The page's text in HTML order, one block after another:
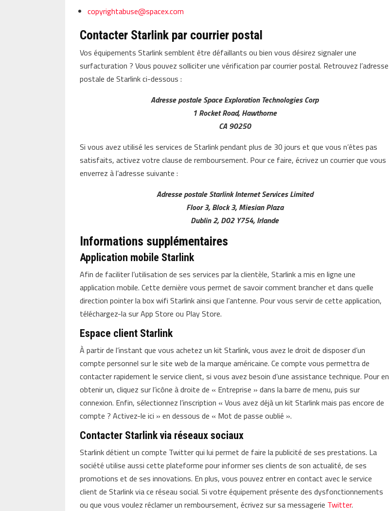
copyrightabuse@spacex.com
Contacter Starlink par courrier postal
Vos équipements Starlink semblent être défaillants ou bien vous désirez signaler une
surfacturation ? Vous pouvez solliciter une vérification par courrier postal. Retrouvez l’adresse
postale de Starlink ci-dessous :
Adresse postaleSpaceExploration Technologies Corp
1 Rocket Road, Hawthorne
CA 90250
Si vous avez utilisé les services de Starlink pendant plus de 30 jours et que vous n’êtes pas
satisfaits, activez votre clause de remboursement. Pour ce faire, écrivez un courrier que vous
enverrez à l’adresse suivante :
Adresse postale Starlink Internet Services Limited
Floor 3, Block 3, Miesian Plaza
Dublin 2, D02 Y754, Irlande
Informations supplémentaires
Application mobile Starlink
Afin de faciliter l’utilisation de ses services par la clientèle, Starlink a mis en ligne une
application mobile. Cette dernière vous permet de savoir comment brancher et dans quelle
direction pointer la box wifi Starlink ainsi que l’antenne. Pour vous servir de cette application,
téléchargez-la sur App Store ou Play Store.
Espace client Starlink
À partir de l’instant que vous achetez un kit Starlink, vous avez le droit de disposer d’un
compte personnel sur le site web de la marque américaine. Ce compte vous permettra de
contacter rapidement le service client, si vous avez besoin d’une assistance technique. Pour en
obtenir un, cliquez sur l’icône à droite de « Entreprise » dans la barre de menu, puis sur
connexion. Enfin, sélectionnez l’inscription « Vous avez déjà un kit Starlink mais pas encore de
compte ? Activez-le ici » en dessous de « Mot de passe oublié ».
Contacter Starlink via réseaux sociaux
Starlink détient un compte Twitter qui lui permet de faire la publicité de ses prestations. La
société utilise aussi cette plateforme pour informer ses clients de son actualité, de ses
promotions et de ses innovations. En plus, vous pouvez entrer en contact avec le service
client de Starlink via ce réseau social. Si votre équipement présente des dysfonctionnements
ou que vous voulez réclamer un remboursement, écrivez sur sa messagerie Twitter.